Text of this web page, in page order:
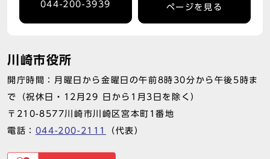
044-200-3939
ページを見る
川崎市役所
開庁時間：月曜日から金曜日の午前8時30分から午後5時ま
で（祝休日・12月29 日から1月3日を除く）
〒210-8577川崎市川崎区宮本町1番地
電話： 044-200-2111 （代表）